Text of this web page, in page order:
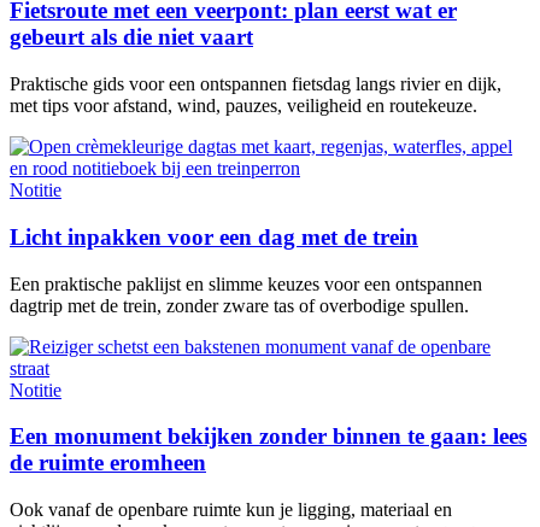
Fietsroute met een veerpont: plan eerst wat er
gebeurt als die niet vaart
Praktische gids voor een ontspannen fietsdag langs rivier en dijk,
met tips voor afstand, wind, pauzes, veiligheid en routekeuze.
Notitie
Licht inpakken voor een dag met de trein
Een praktische paklijst en slimme keuzes voor een ontspannen
dagtrip met de trein, zonder zware tas of overbodige spullen.
Notitie
Een monument bekijken zonder binnen te gaan: lees
de ruimte eromheen
Ook vanaf de openbare ruimte kun je ligging, materiaal en